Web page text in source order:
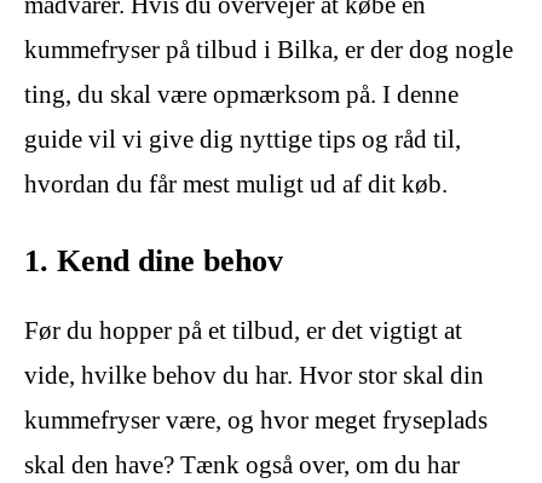
kummefryser på tilbud i Bilka, er der dog nogle
ting, du skal være opmærksom på. I denne
guide vil vi give dig nyttige tips og råd til,
hvordan du får mest muligt ud af dit køb.
1. Kend dine behov
Før du hopper på et tilbud, er det vigtigt at
vide, hvilke behov du har. Hvor stor skal din
kummefryser være, og hvor meget fryseplads
skal den have? Tænk også over, om du har